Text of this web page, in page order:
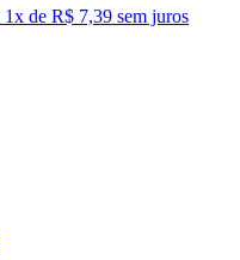
1x de R$ 7,39 sem juros